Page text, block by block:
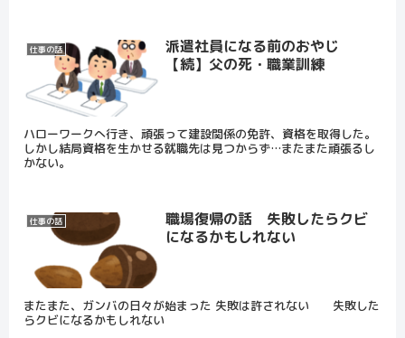
仕事の話
派遣社員になる前のおやじ
【続】父の死・職業訓練
ハローワークへ行き、頑張って建設関係の免許、資格を取得した。
しかし結局資格を生かせる就職先は見つからず…またまた頑張るし
かない。
仕事の話
職場復帰の話 失敗したらクビ
になるかもしれない
またまた、ガンバの日々が始まった 失敗は許されない 失敗した
らクビになるかもしれない